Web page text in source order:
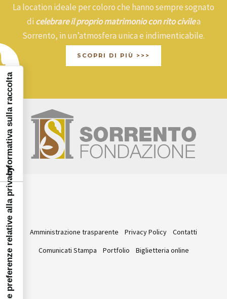
La location ideale per coloro che hanno sempre sognato
di celebrare il proprio matrimonio con rito civilea
Sorrento, in un’atmosfera unica e indimenticabile.
SCOPRI DI PIÙ >>>
Amministrazione trasparente Privacy Policy
Contatti
Comunicati Stampa
Portfolio Biglietteria online
Le tue preferenze relative alla privacy
Informativa sulla raccolta